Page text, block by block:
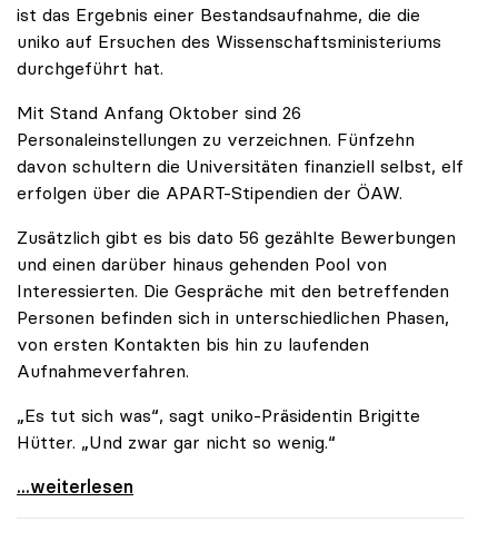
ist das Ergebnis einer Bestandsaufnahme, die die
uniko auf Ersuchen des Wissenschaftsministeriums
durchgeführt hat.
Mit Stand Anfang Oktober sind 26
Personaleinstellungen zu verzeichnen. Fünfzehn
davon schultern die Universitäten finanziell selbst, elf
erfolgen über die APART-Stipendien der ÖAW.
Zusätzlich gibt es bis dato 56 gezählte Bewerbungen
und einen darüber hinaus gehenden Pool von
Interessierten. Die Gespräche mit den betreffenden
Personen befinden sich in unterschiedlichen Phasen,
von ersten Kontakten bis hin zu laufenden
Aufnahmeverfahren.
„Es tut sich was“, sagt uniko-Präsidentin Brigitte
Hütter. „Und zwar gar nicht so wenig.“
Reges Interesse von US-Forscher:innen an
...weiterlesen